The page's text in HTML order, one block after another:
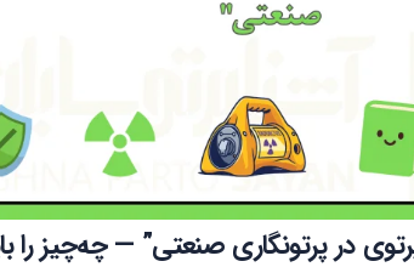
در پرتونگاری صنعتی” — چه‌چیز را